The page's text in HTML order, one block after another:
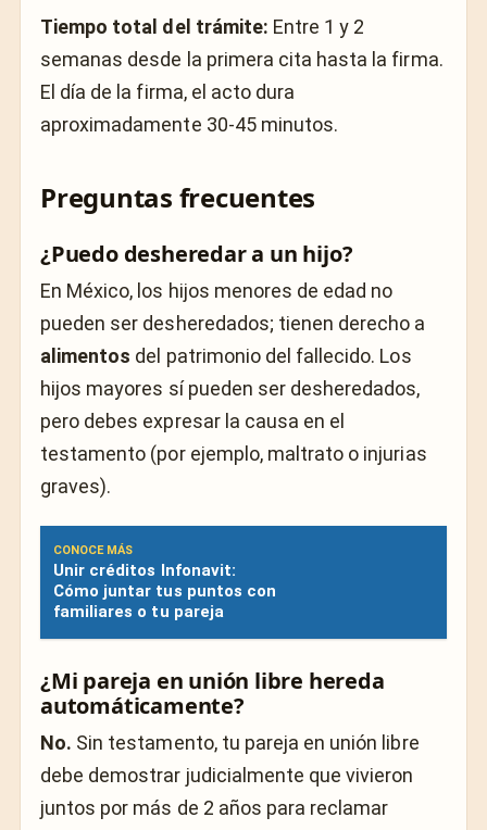
Tiempo total del trámite: Entre 1 y 2
semanas desde la primera cita hasta la firma.
El día de la firma, el acto dura
aproximadamente 30-45 minutos.
Preguntas frecuentes
¿Puedo desheredar a un hijo?
En México, los hijos menores de edad no
pueden ser desheredados; tienen derecho a
alimentos del patrimonio del fallecido. Los
hijos mayores sí pueden ser desheredados,
pero debes expresar la causa en el
testamento (por ejemplo, maltrato o injurias
graves).
CONOCE MÁS
Unir créditos Infonavit:
Cómo juntar tus puntos con
familiares o tu pareja
¿Mi pareja en unión libre hereda
automáticamente?
No. Sin testamento, tu pareja en unión libre
debe demostrar judicialmente que vivieron
juntos por más de 2 años para reclamar